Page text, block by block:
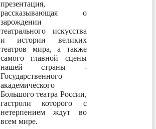
презентация,
рассказывающая о
зарождении
театрального искусства
и истории великих
театров мира, а также
самого главной сцены
нашей страны -
Государственного
академического
Большого театра России,
гастроли которого с
нетерпением ждут во
всем мире.